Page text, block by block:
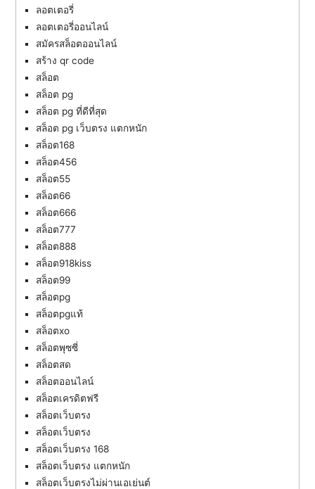
ลอตเตอรี่
ลอตเตอรี่ออนไลน์
สมัครสล็อตออนไลน์
สร้าง qr code
สล็อต
สล็อต pg
สล็อต pg ที่ดีที่สุด
สล็อต pg เว็บตรง แตกหนัก
สล็อต168
สล็อต456
สล็อต55
สล็อต66
สล็อต666
สล็อต777
สล็อต888
สล็อต918kiss
สล็อต99
สล็อตpg
สล็อตpgแท้
สล็อตxo
สล็อตพุซซี่
สล็อตสด
สล็อตออนไลน์
สล็อตเครดิตฟรี
สล็อตเว็บตรง
สล็อตเว็บตรง
สล็อตเว็บตรง 168
สล็อตเว็บตรง แตกหนัก
สล็อตเว็บตรงไม่ผ่านเอเย่นต์